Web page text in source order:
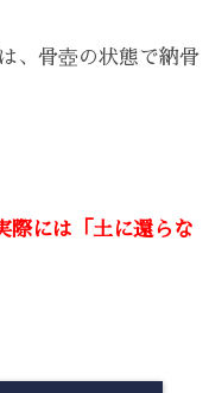
、骨壺の状態で納骨
際には「土に還らな